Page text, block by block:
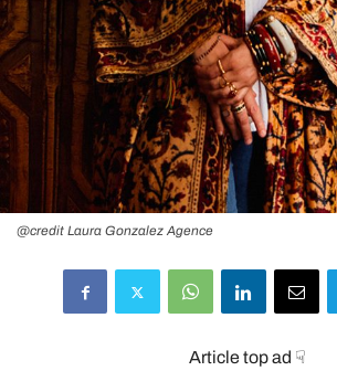
@credit Laura Gonzalez Agence
Article top ad ☟